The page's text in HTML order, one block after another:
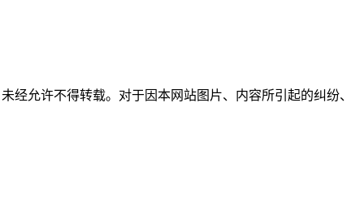
经允许不得转载。对于因本网站图片、内容所引起的纠纷、